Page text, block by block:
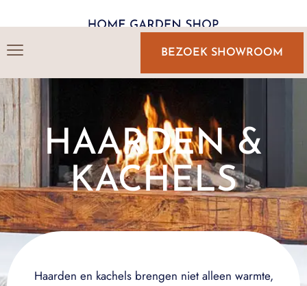
BEZOEK SHOWROOM
HAARDEN &
KACHELS
Haarden en kachels brengen niet alleen warmte,